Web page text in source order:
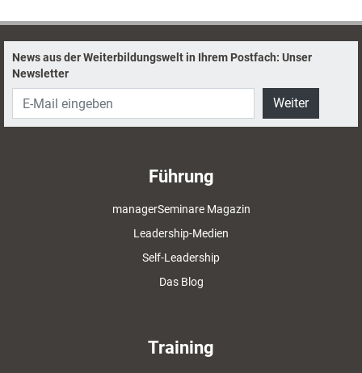
News aus der Weiterbildungswelt in Ihrem Postfach: Unser
Newsletter
Weiter
Führung
managerSeminare Magazin
Leadership-Medien
Self-Leadership
Das Blog
Training